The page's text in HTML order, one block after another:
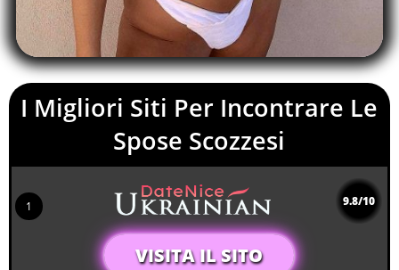
I Migliori Siti Per Incontrare Le
Spose Scozzesi
1 9.8/10
VISITA IL SITO